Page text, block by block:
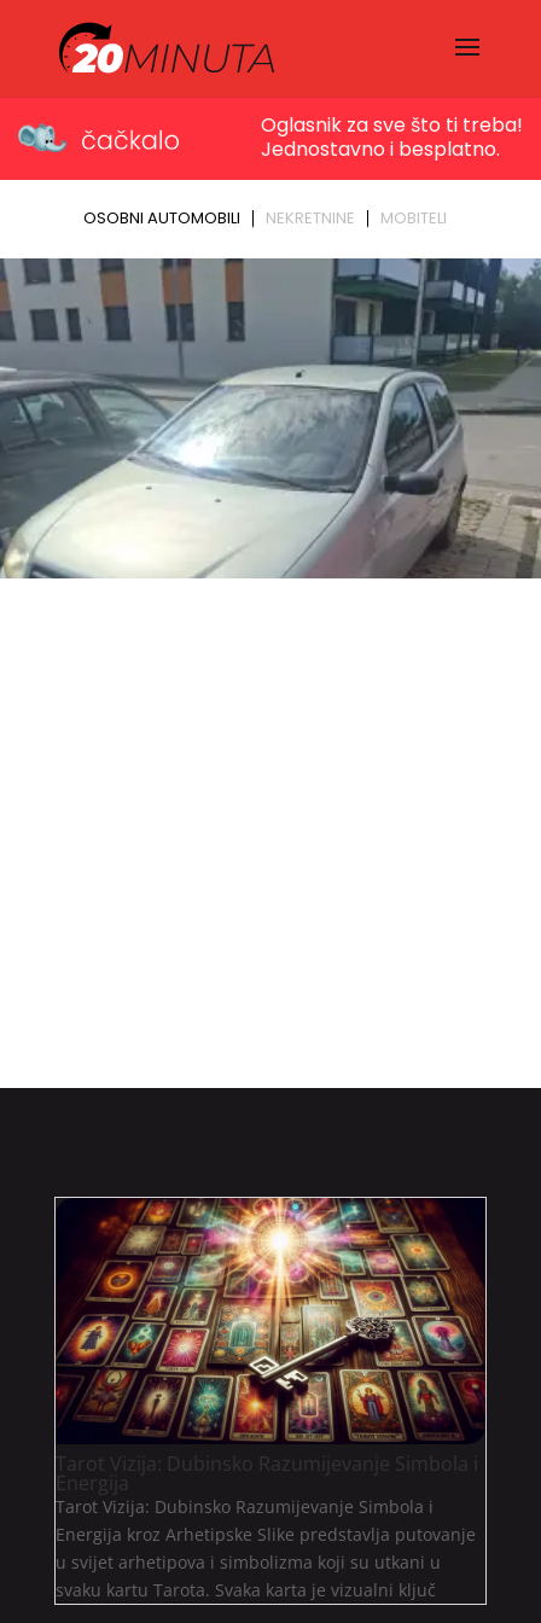
Tarot Vizija: Dubinsko Razumijevanje Simbola i
Energija
Tarot Vizija: Dubinsko Razumijevanje Simbola i
Energija kroz Arhetipske Slike predstavlja putovanje
u svijet arhetipova i simbolizma koji su utkani u
svaku kartu Tarota. Svaka karta je vizualni ključ